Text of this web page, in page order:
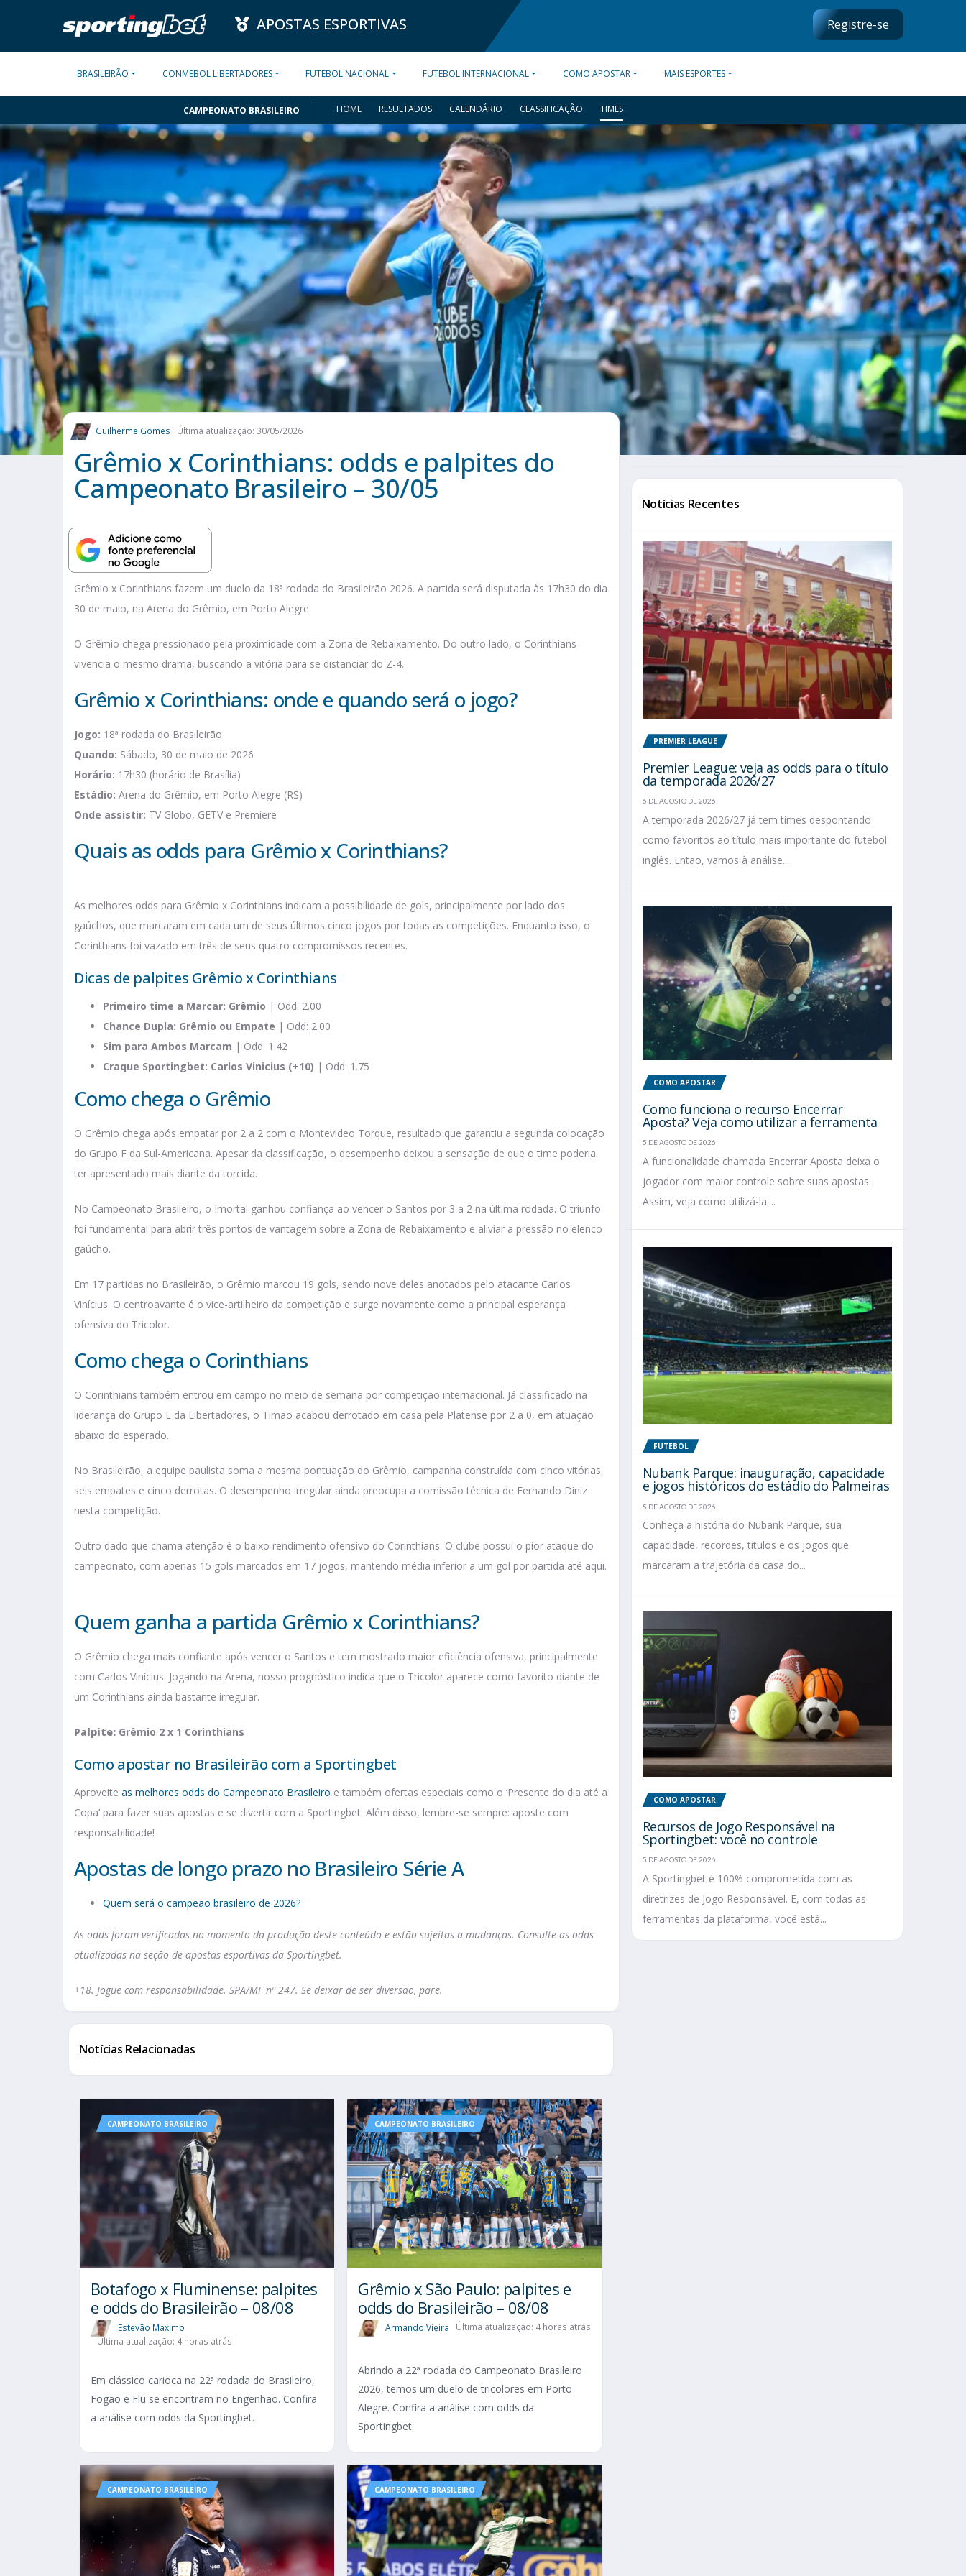
APOSTAS ESPORTIVAS Registre-se
BRASILEIRÃO CONMEBOL LIBERTADORES FUTEBOL NACIONAL FUTEBOL INTERNACIONAL COMO APOSTAR MAIS ESPORTES
CAMPEONATO BRASILEIRO HOME RESULTADOS CALENDÁRIO CLASSIFICAÇÃO TIMES
Guilherme Gomes Última atualização: 30/05/2026
Grêmio x Corinthians: odds e palpites do
Campeonato Brasileiro – 30/05
Grêmio x Corinthians fazem um duelo da 18ª rodada do Brasileirão 2026. A partida será disputada às 17h30 do dia
30 de maio, na Arena do Grêmio, em Porto Alegre.
O Grêmio chega pressionado pela proximidade com a Zona de Rebaixamento. Do outro lado, o Corinthians
vivencia o mesmo drama, buscando a vitória para se distanciar do Z-4.
Grêmio x Corinthians: onde e quando será o jogo?
Jogo: 18ª rodada do Brasileirão
Quando: Sábado, 30 de maio de 2026
Horário: 17h30 (horário de Brasília)
Estádio: Arena do Grêmio, em Porto Alegre (RS)
Onde assistir: TV Globo, GETV e Premiere
Quais as odds para Grêmio x Corinthians?
As melhores odds para Grêmio x Corinthians indicam a possibilidade de gols, principalmente por lado dos
gaúchos, que marcaram em cada um de seus últimos cinco jogos por todas as competições. Enquanto isso, o
Corinthians foi vazado em três de seus quatro compromissos recentes.
Dicas de palpites Grêmio x Corinthians
Primeiro time a Marcar: Grêmio | Odd: 2.00
Chance Dupla: Grêmio ou Empate | Odd: 2.00
Sim para Ambos Marcam | Odd: 1.42
Craque Sportingbet: Carlos Vinicius (+10) | Odd: 1.75
Como chega o Grêmio
O Grêmio chega após empatar por 2 a 2 com o Montevideo Torque, resultado que garantiu a segunda colocação
do Grupo F da Sul-Americana. Apesar da classificação, o desempenho deixou a sensação de que o time poderia
ter apresentado mais diante da torcida.
No Campeonato Brasileiro, o Imortal ganhou confiança ao vencer o Santos por 3 a 2 na última rodada. O triunfo
foi fundamental para abrir três pontos de vantagem sobre a Zona de Rebaixamento e aliviar a pressão no elenco
gaúcho.
Em 17 partidas no Brasileirão, o Grêmio marcou 19 gols, sendo nove deles anotados pelo atacante Carlos
Vinícius. O centroavante é o vice-artilheiro da competição e surge novamente como a principal esperança
ofensiva do Tricolor.
Como chega o Corinthians
O Corinthians também entrou em campo no meio de semana por competição internacional. Já classificado na
liderança do Grupo E da Libertadores, o Timão acabou derrotado em casa pela Platense por 2 a 0, em atuação
abaixo do esperado.
No Brasileirão, a equipe paulista soma a mesma pontuação do Grêmio, campanha construída com cinco vitórias,
seis empates e cinco derrotas. O desempenho irregular ainda preocupa a comissão técnica de Fernando Diniz
nesta competição.
Outro dado que chama atenção é o baixo rendimento ofensivo do Corinthians. O clube possui o pior ataque do
campeonato, com apenas 15 gols marcados em 17 jogos, mantendo média inferior a um gol por partida até aqui.
Quem ganha a partida Grêmio x Corinthians?
O Grêmio chega mais confiante após vencer o Santos e tem mostrado maior eficiência ofensiva, principalmente
com Carlos Vinícius. Jogando na Arena, nosso prognóstico indica que o Tricolor aparece como favorito diante de
um Corinthians ainda bastante irregular.
Palpite: Grêmio 2 x 1 Corinthians
Como apostar no Brasileirão com a Sportingbet
Aproveite as melhores odds do Campeonato Brasileiro e também ofertas especiais como o ‘Presente do dia até a
Copa’ para fazer suas apostas e se divertir com a Sportingbet. Além disso, lembre-se sempre: aposte com
responsabilidade!
Apostas de longo prazo no Brasileiro Série A
Quem será o campeão brasileiro de 2026?
As odds foram verificadas no momento da produção deste conteúdo e estão sujeitas a mudanças. Consulte as odds
atualizadas na seção de apostas esportivas da Sportingbet.
+18. Jogue com responsabilidade. SPA/MF nº 247. Se deixar de ser diversão, pare.
Notícias Relacionadas
CAMPEONATO BRASILEIRO
Botafogo x Fluminense: palpites
e odds do Brasileirão – 08/08
Estevão Maximo
Última atualização: 4 horas atrás
Em clássico carioca na 22ª rodada do Brasileiro,
Fogão e Flu se encontram no Engenhão. Confira
a análise com odds da Sportingbet.
CAMPEONATO BRASILEIRO
Grêmio x São Paulo: palpites e
odds do Brasileirão – 08/08
Armando Vieira Última atualização: 4 horas atrás
Abrindo a 22ª rodada do Campeonato Brasileiro
2026, temos um duelo de tricolores em Porto
Alegre. Confira a análise com odds da
Sportingbet.
CAMPEONATO BRASILEIRO CAMPEONATO BRASILEIRO
Notícias Recentes
PREMIER LEAGUE
Premier League: veja as odds para o título
da temporada 2026/27
6 DE AGOSTO DE 2026
A temporada 2026/27 já tem times despontando
como favoritos ao título mais importante do futebol
inglês. Então, vamos à análise...
COMO APOSTAR
Como funciona o recurso Encerrar
Aposta? Veja como utilizar a ferramenta
5 DE AGOSTO DE 2026
A funcionalidade chamada Encerrar Aposta deixa o
jogador com maior controle sobre suas apostas.
Assim, veja como utilizá-la....
FUTEBOL
Nubank Parque: inauguração, capacidade
e jogos históricos do estádio do Palmeiras
5 DE AGOSTO DE 2026
Conheça a história do Nubank Parque, sua
capacidade, recordes, títulos e os jogos que
marcaram a trajetória da casa do...
COMO APOSTAR
Recursos de Jogo Responsável na
Sportingbet: você no controle
5 DE AGOSTO DE 2026
A Sportingbet é 100% comprometida com as
diretrizes de Jogo Responsável. E, com todas as
ferramentas da plataforma, você está...